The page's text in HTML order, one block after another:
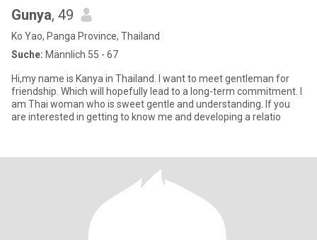
Gunya, 49
Ko Yao, Panga Province, Thailand
Suche: Männlich 55 - 67
Hi,my name is Kanya in Thailand. I want to meet gentleman for
friendship. Which will hopefully lead to a long-term commitment. I
am Thai woman who is sweet gentle and understanding. If you
are interested in getting to know me and developing a relatio